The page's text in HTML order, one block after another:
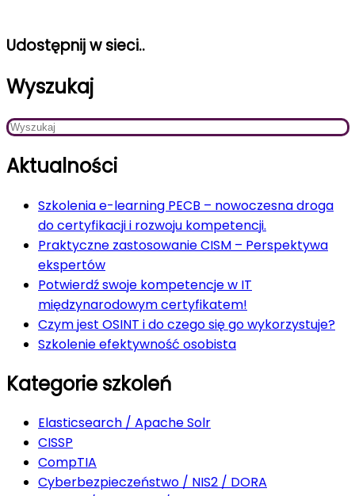
Udostępnij w sieci..
Wyszukaj
Aktualności
Szkolenia e-learning PECB – nowoczesna droga
do certyfikacji i rozwoju kompetencji.
Praktyczne zastosowanie CISM – Perspektywa
ekspertów
Potwierdź swoje kompetencje w IT
międzynarodowym certyfikatem!
Czym jest OSINT i do czego się go wykorzystuje?
Szkolenie efektywność osobista
Kategorie szkoleń
Elasticsearch / Apache Solr
CISSP
CompTIA
Cyberbezpieczeństwo / NIS2 / DORA